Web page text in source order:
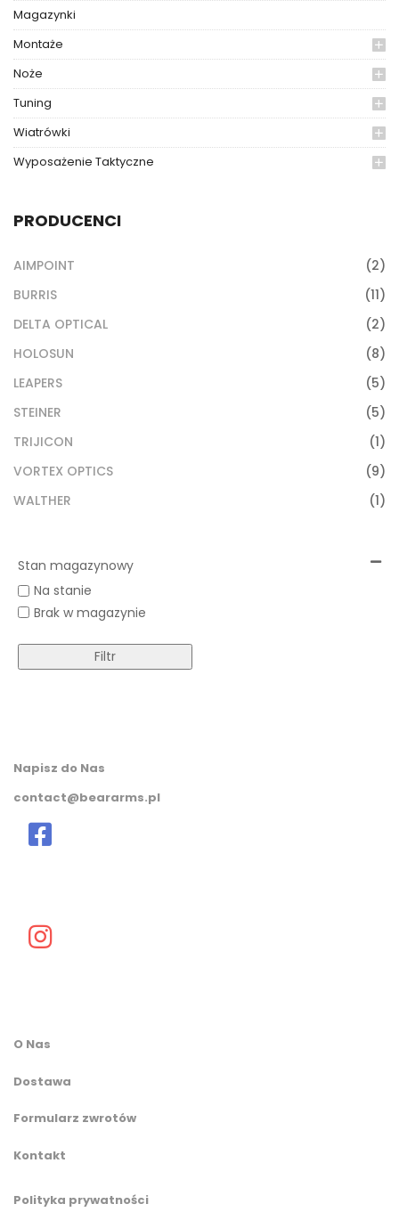
Magazynki
Montaże
Noże
Tuning
Wiatrówki
Wyposażenie Taktyczne
PRODUCENCI
AIMPOINT
(2)
BURRIS
(11)
DELTA OPTICAL
(2)
HOLOSUN
(8)
LEAPERS
(5)
STEINER
(5)
TRIJICON
(1)
VORTEX OPTICS
(9)
WALTHER
(1)
Stan magazynowy
Na stanie
Brak w magazynie
Filtr
Napisz do Nas
contact@beararms.pl
O Nas
Dostawa
Formularz zwrotów
Kontakt
Polityka prywatności